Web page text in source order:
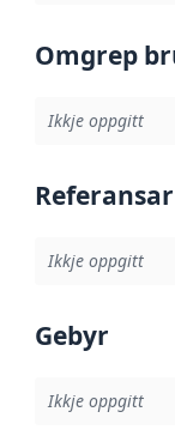
Omgrep
Ikkje oppgitt
Referansar
Ikkje oppgitt
Gebyr
Ikkje oppgitt